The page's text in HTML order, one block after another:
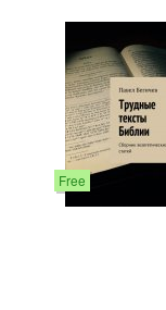
Free